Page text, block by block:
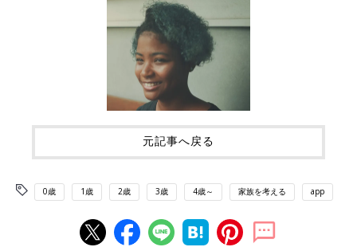
元記事へ戻る
0歳 1歳 2歳 3歳 4歳～ 家族を考える app